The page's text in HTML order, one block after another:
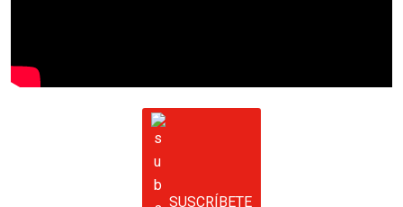
SUSCRÍBETE